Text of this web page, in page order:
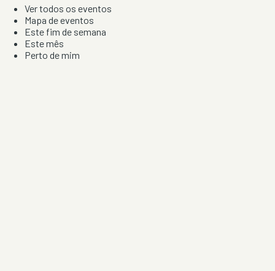
Ver todos os eventos
Mapa de eventos
Este fim de semana
Este mês
Perto de mim